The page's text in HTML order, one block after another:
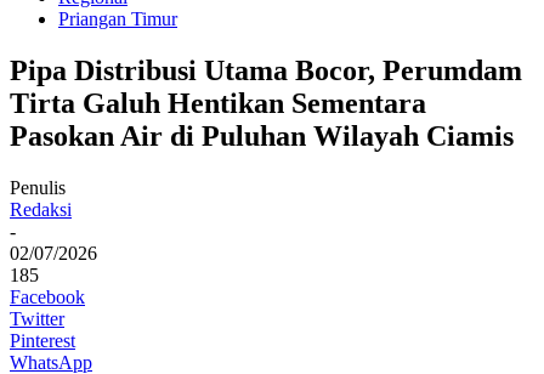
Priangan Timur
Pipa Distribusi Utama Bocor, Perumdam
Tirta Galuh Hentikan Sementara
Pasokan Air di Puluhan Wilayah Ciamis
Penulis
Redaksi
-
02/07/2026
185
Facebook
Twitter
Pinterest
WhatsApp